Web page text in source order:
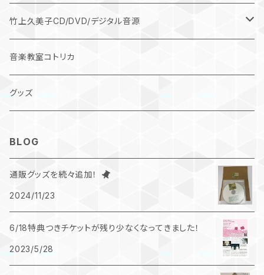
竹上久美子CD/DVD/デジタル音源
デジタル作品
CD
音楽教室コトリカ
グッズ
BLOG
通販グッズを続々追加！
2024/11/23
6/18特典つきチケットが残り少なくなってきました！
2023/5/28